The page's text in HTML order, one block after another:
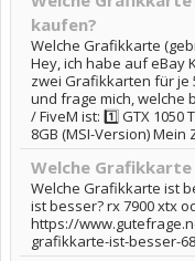
kaufen?
Welche Grafikkarte
Hey, ich habe auf eBay
zwei Grafikkarten für je
und frage mich, welche
/ FiveM ist: 1️⃣ GTX 1050
8GB (MSI-Version) Mein
Welche
Welche Grafikkarte ist
ist besser? rx 7900 xtx
https://
grafikkarte-ist-besser-